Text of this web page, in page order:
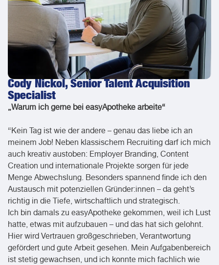
Cody Nickol, Senior Talent Acquisition
Specialist
„Warum ich gerne bei easyApotheke arbeite“
“Kein Tag ist wie der andere – genau das liebe ich an
meinem Job! Neben klassischem Recruiting darf ich mich
auch kreativ austoben: Employer Branding, Content
Creation und internationale Projekte sorgen für jede
Menge Abwechslung. Besonders spannend finde ich den
Austausch mit potenziellen Gründer:innen – da geht’s
richtig in die Tiefe, wirtschaftlich und strategisch.
Ich bin damals zu easyApotheke gekommen, weil ich Lust
hatte, etwas mit aufzubauen – und das hat sich gelohnt.
Hier wird Vertrauen großgeschrieben, Verantwortung
gefördert und gute Arbeit gesehen. Mein Aufgabenbereich
ist stetig gewachsen, und ich konnte mich fachlich wie